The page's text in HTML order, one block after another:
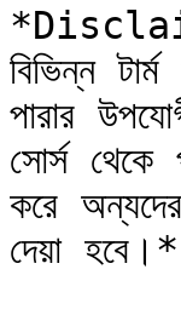
বিভিন্ন
পারার
সোর্স থেকে
করে
দেয়া হবে।*